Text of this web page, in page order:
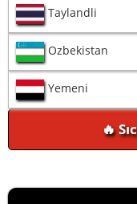
Taylandli
Ozbekistan
Yemeni
🔥